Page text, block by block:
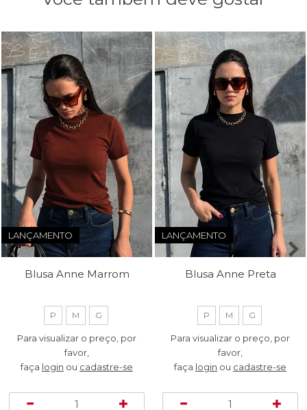
LANÇAMENTO
Blusa Anne Marrom
P M G
Para visualizar o preço, por
favor,
faça login ou cadastre-se
LANÇAMENTO
Blusa Anne Preta
P M G
Para visualizar o preço, por
favor,
faça login ou cadastre-se